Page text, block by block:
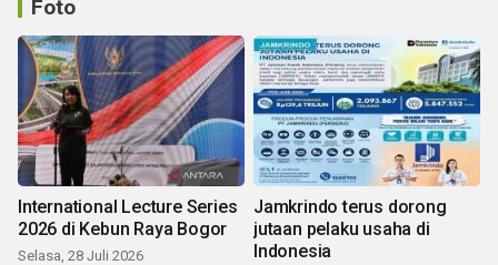
Foto
International Lecture Series
2026 di Kebun Raya Bogor
Selasa, 28 Juli 2026
Jamkrindo terus dorong
jutaan pelaku usaha di
Indonesia